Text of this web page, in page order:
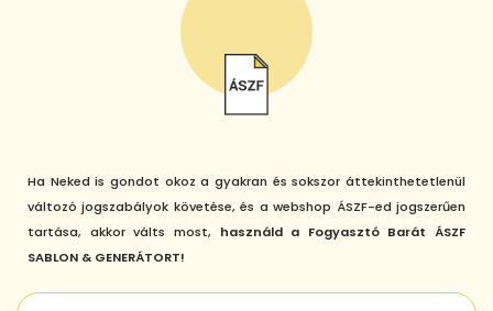
Ha Neked is gondot okoz a gyakran és sokszor áttekinthetetlenül
változó jogszabályok követése, és a webshop ÁSZF-ed jogszerűen
tartása, akkor válts most, használd a Fogyasztó Barát ÁSZF
SABLON & GENERÁTORT!